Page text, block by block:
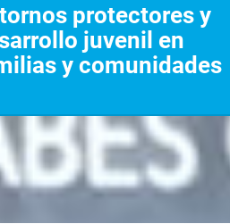
protectores y
juvenil en
y comunidades